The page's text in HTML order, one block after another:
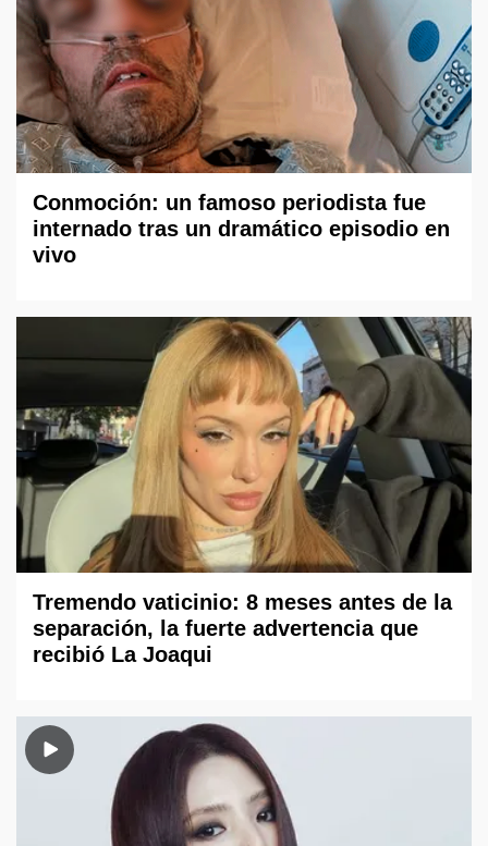
Conmoción: un famoso periodista fue
internado tras un dramático episodio en
vivo
Tremendo vaticinio: 8 meses antes de la
separación, la fuerte advertencia que
recibió La Joaqui